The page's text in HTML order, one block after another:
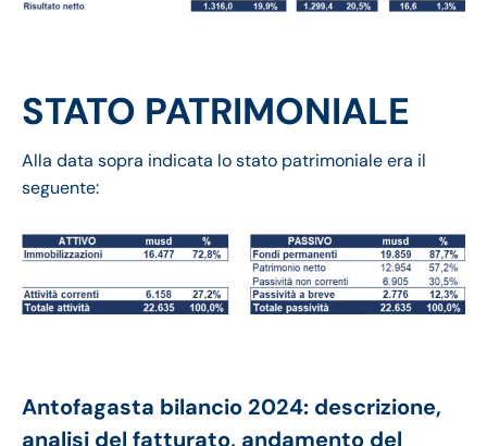
STATO PATRIMONIALE
Alla data sopra indicata lo stato patrimoniale era il
seguente:
Antofagasta bilancio 2024: descrizione,
analisi del fatturato, andamento del